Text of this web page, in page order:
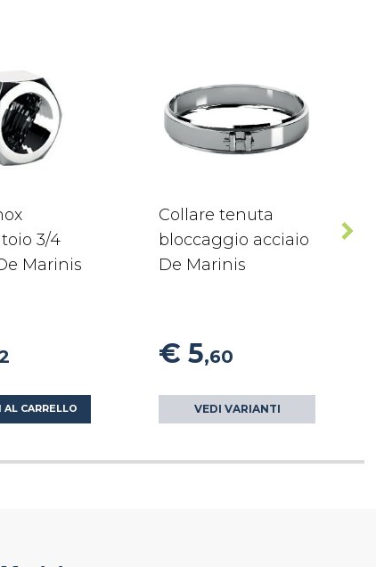
3/4
Marinis
AL CARRELLO
Collare tenuta
bloccaggio acciaio
De Marinis
€ 5,60
VEDI VARIANTI